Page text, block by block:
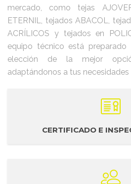
mercado, como tejas
ETERNIL, tejados ABACOL,
ACRÍLICOS y tejados en
equipo técnico está
elección de la mejor
adaptándonos a tus
CERTIFICADO E